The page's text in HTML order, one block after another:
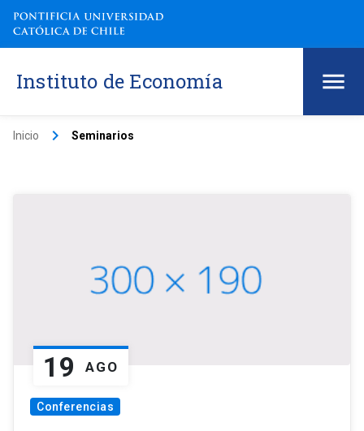
Instituto de Economía
Inicio keyboard_arrow_right Seminarios
19 AGO
Conferencias